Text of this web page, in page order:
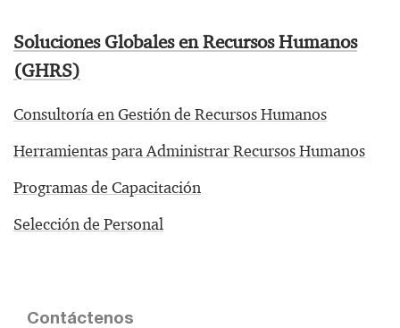
Soluciones Globales en Recursos Humanos
(GHRS)
Consultoría en Gestión de Recursos Humanos
Herramientas para Administrar Recursos Humanos
Programas de Capacitación
Selección de Personal
Contáctenos